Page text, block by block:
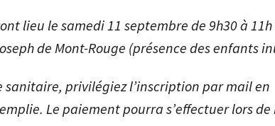
lieu le samedi 11 septembre de 9h30 à 11h
de Mont-Rouge (présence des enfants
sanitaire, privilégiez l’inscription par mail en
Le paiement pourra s’effectuer lors de